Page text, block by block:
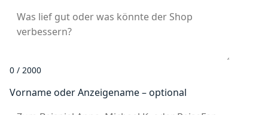
0 / 2000
Vorname oder Anzeigename – optional